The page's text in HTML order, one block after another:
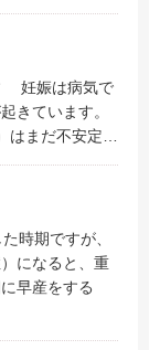
妊娠は病気で
きています。
はまだ不安定…
時期ですが、
になると、重
早産をする